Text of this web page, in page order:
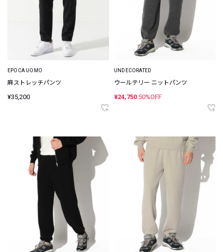
EPOCA UOMO
麻ストレッチパンツ
¥35,200
UNDECORATED
ウールテリー ニットパンツ
¥24,750 50%OFF